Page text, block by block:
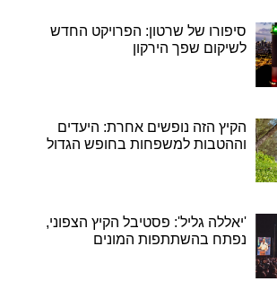
סיפורו של שרטון: הפרויקט החדש
לשיקום שפך הירקון
הקיץ הזה נופשים אחרת: היעדים
וההטבות למשפחות בחופש הגדול
'יאללה גליל': פסטיבל הקיץ הצפוני,
נפתח בהשתתפות המונים